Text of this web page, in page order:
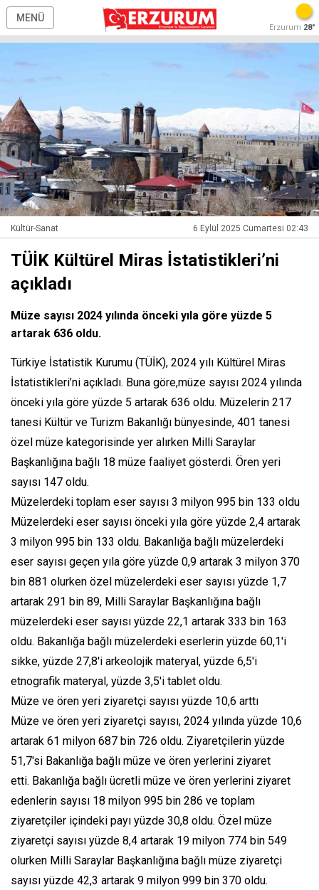
MENÜ
Erzurum 28°
Kültür-Sanat 6 Eylül 2025 Cumartesi 02:43
TÜİK Kültürel Miras İstatistikleri’ni
açıkladı
Müze sayısı 2024 yılında önceki yıla göre yüzde 5
artarak 636 oldu.
Türkiye İstatistik Kurumu (TÜİK), 2024 yılı Kültürel Miras
İstatistikleri’ni açıkladı. Buna göre,müze sayısı 2024 yılında
önceki yıla göre yüzde 5 artarak 636 oldu. Müzelerin 217
tanesi Kültür ve Turizm Bakanlığı bünyesinde, 401 tanesi
özel müze kategorisinde yer alırken Milli Saraylar
Başkanlığına bağlı 18 müze faaliyet gösterdi. Ören yeri
sayısı 147 oldu.
Müzelerdeki toplam eser sayısı 3 milyon 995 bin 133 oldu
Müzelerdeki eser sayısı önceki yıla göre yüzde 2,4 artarak
3 milyon 995 bin 133 oldu. Bakanlığa bağlı müzelerdeki
eser sayısı geçen yıla göre yüzde 0,9 artarak 3 milyon 370
bin 881 olurken özel müzelerdeki eser sayısı yüzde 1,7
artarak 291 bin 89, Milli Saraylar Başkanlığına bağlı
müzelerdeki eser sayısı yüzde 22,1 artarak 333 bin 163
oldu. Bakanlığa bağlı müzelerdeki eserlerin yüzde 60,1'i
sikke, yüzde 27,8'i arkeolojik materyal, yüzde 6,5'i
etnografik materyal, yüzde 3,5'i tablet oldu.
Müze ve ören yeri ziyaretçi sayısı yüzde 10,6 arttı
Müze ve ören yeri ziyaretçi sayısı, 2024 yılında yüzde 10,6
artarak 61 milyon 687 bin 726 oldu. Ziyaretçilerin yüzde
51,7'si Bakanlığa bağlı müze ve ören yerlerini ziyaret
etti. Bakanlığa bağlı ücretli müze ve ören yerlerini ziyaret
edenlerin sayısı 18 milyon 995 bin 286 ve toplam
ziyaretçiler içindeki payı yüzde 30,8 oldu. Özel müze
ziyaretçi sayısı yüzde 8,4 artarak 19 milyon 774 bin 549
olurken Milli Saraylar Başkanlığına bağlı müze ziyaretçi
sayısı yüzde 42,3 artarak 9 milyon 999 bin 370 oldu.